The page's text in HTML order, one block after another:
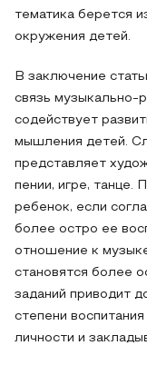
тематика берется
окружения детей.
В заключение
связь музыкально-
содействует
мышления детей.
представляет
пении, игре, танце.
ребенок, если
более остро ее
отношение к
становятся более
заданий приводит
степени
личности и